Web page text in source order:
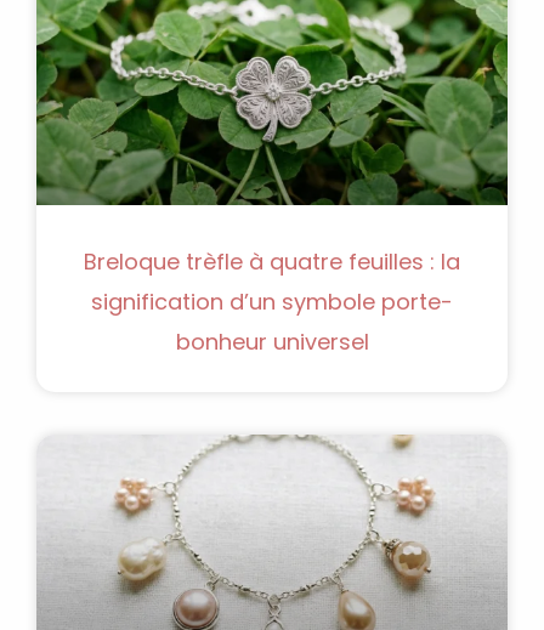
Breloque trèfle à quatre feuilles : la
signification d’un symbole porte-
bonheur universel